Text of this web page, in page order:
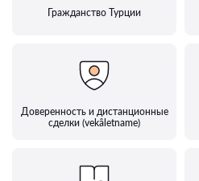
Гражданство Турции
Доверенность и дистанционные
сделки (vekâletname)